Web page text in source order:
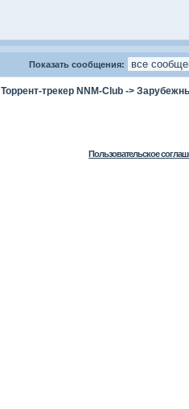
Показать сообщения:
Торрент-трекер NNM-Club ->
Пользовательское